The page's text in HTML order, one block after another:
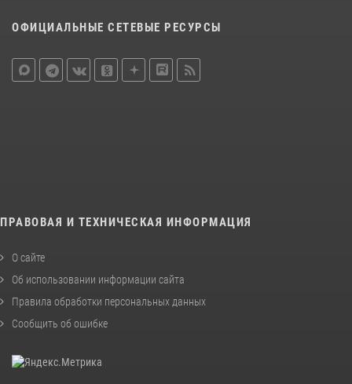
ОФИЦИАЛЬНЫЕ СЕТЕВЫЕ РЕСУРСЫ
ПРАВОВАЯ И ТЕХНИЧЕСКАЯ ИНФОРМАЦИЯ
О сайте
Об использовании информации сайта
Правила обработки персональных данных
Сообщить об ошибке